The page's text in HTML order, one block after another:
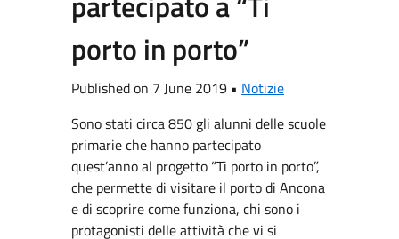
porto in porto”
Published on 7 June 2019 • Notizie
Sono stati circa 850 gli alunni delle scuole
primarie che hanno partecipato
quest’anno al progetto “Ti porto in porto”,
che permette di visitare il porto di Ancona
e di scoprire come funziona, chi sono i
protagonisti delle attività che vi si